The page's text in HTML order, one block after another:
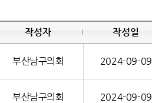
작성자 작성일
부산남구의회 2024-09-09
부산남구의회 2024-09-09